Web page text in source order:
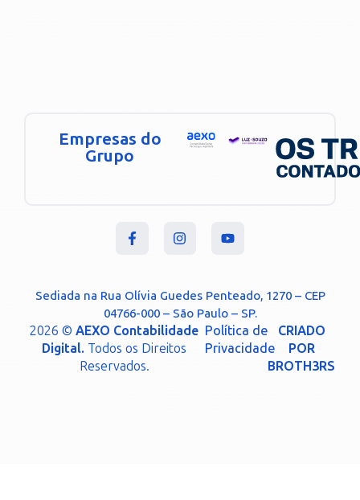
Empresas do
Grupo
Sediada na Rua Olívia Guedes Penteado, 1270 – CEP
04766-000 – São Paulo – SP.
2026 ©AEXO Contabilidade
Digital. Todos os Direitos
Reservados.
Política de
Privacidade
CRIADO
POR
BROTH3RS